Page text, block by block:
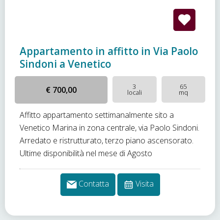
Appartamento in affitto in Via Paolo
Sindoni a Venetico
€ 700,00 3
locali
65
mq
Affitto appartamento settimanalmente sito a
Venetico Marina in zona centrale, via Paolo Sindoni.
Arredato e ristrutturato, terzo piano ascensorato.
Ultime disponibilità nel mese di Agosto
Contatta Visita